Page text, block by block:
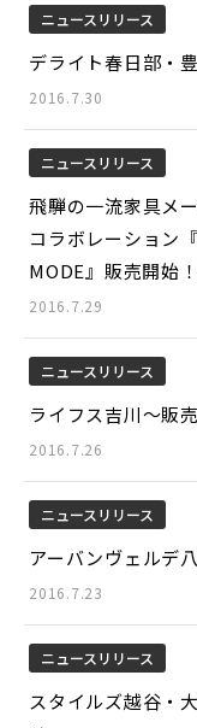
ニュースリリース
デライト春日部・
2016.7.30
ニュースリリース
飛騨の一流家具メ
コラボレーション
MODE』販売開始
2016.7.29
ニュースリリース
ライフス吉川～販
2016.7.26
ニュースリリース
アーバンヴェルデ
2016.7.23
ニュースリリース
スタイルズ越谷・